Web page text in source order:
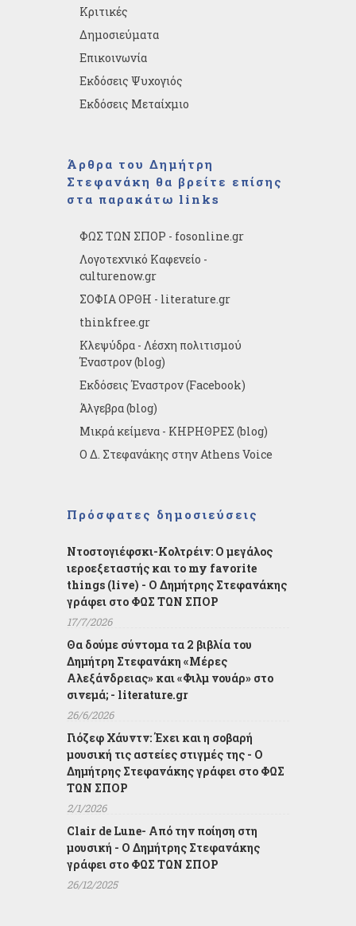
Κριτικές
Δημοσιεύματα
Επικοινωνία
Εκδόσεις Ψυχογιός
Εκδόσεις Μεταίχμιο
Άρθρα του Δημήτρη
Στεφανάκη θα βρείτε επίσης
στα παρακάτω links
ΦΩΣ ΤΩΝ ΣΠΟΡ - fosonline.gr
Λογοτεχνικό Καφενείο -
culturenow.gr
ΣΟΦΙΑ ΟΡΘΗ - literature.gr
thinkfree.gr
Κλεψύδρα - Λέσχη πολιτισμού
Έναστρον (blog)
Εκδόσεις Έναστρον (Facebook)
Άλγεβρα (blog)
Μικρά κείμενα - ΚΗΡΗΘΡΕΣ (blog)
Ο Δ. Στεφανάκης στην Athens Voice
Πρόσφατες δημοσιεύσεις
Ντοστογιέφσκι-Κολτρέιν: Ο μεγάλος
ιεροεξεταστής και το my favorite
things (live) - Ο Δημήτρης Στεφανάκης
γράφει στο ΦΩΣ ΤΩΝ ΣΠΟΡ
17/7/2026
Θα δούμε σύντομα τα 2 βιβλία του
Δημήτρη Στεφανάκη «Μέρες
Αλεξάνδρειας» και «Φιλμ νουάρ» στο
σινεμά; - literature.gr
26/6/2026
Γιόζεφ Χάυντν: Έχει και η σοβαρή
μουσική τις αστείες στιγμές της - Ο
Δημήτρης Στεφανάκης γράφει στο ΦΩΣ
ΤΩΝ ΣΠΟΡ
2/1/2026
Clair de Lune- Από την ποίηση στη
μουσική - Ο Δημήτρης Στεφανάκης
γράφει στο ΦΩΣ ΤΩΝ ΣΠΟΡ
26/12/2025